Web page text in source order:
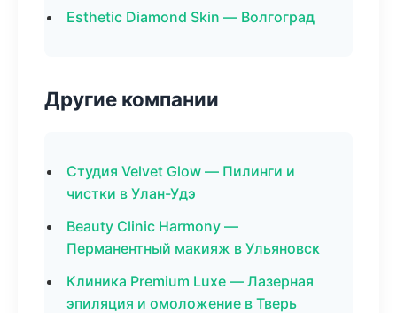
Esthetic Diamond Skin — Волгоград
Другие компании
Студия Velvet Glow — Пилинги и
чистки в Улан-Удэ
Beauty Clinic Harmony —
Перманентный макияж в Ульяновск
Клиника Premium Luxe — Лазерная
эпиляция и омоложение в Тверь